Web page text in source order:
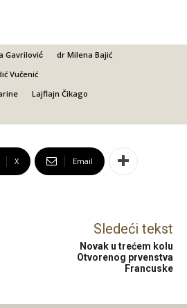
Gavrilović
dr Milena Bajić
Vučenić
Lajflajn Čikago
X Email
Sledeći tekst
Novak u trećem kolu
Otvorenog prvenstva
Francuske